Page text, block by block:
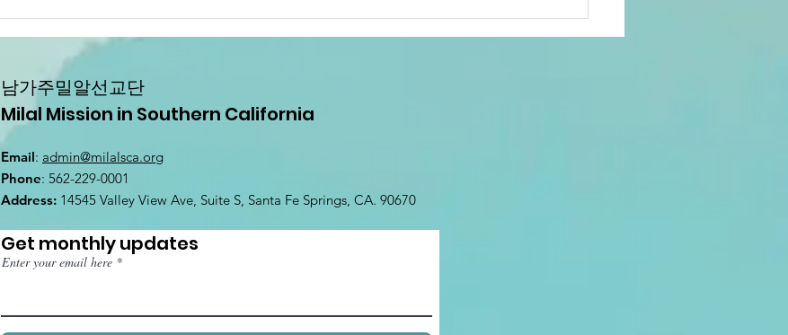
2026 사랑의캠프: 하나님
의 한량없는 사랑가운데 월
드컵의 뜨거운 열기를 함께
누리다!
미주 <밀알&세계>
2026년 6월호 서부
남가주밀알선교단
Milal Mission in Southern California
Email: admin@milalsca.org
Phone: 562-229-0001
Address: 14545 Valley View Ave, Suite S, Santa Fe Springs, CA. 90670
Get monthly updates
Enter your email here